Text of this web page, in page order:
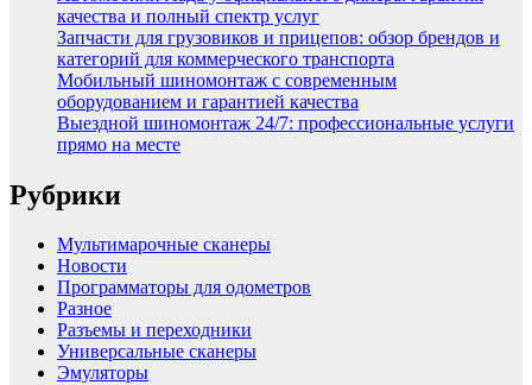
качества и полный спектр услуг
Запчасти для грузовиков и прицепов: обзор брендов и
категорий для коммерческого транспорта
Мобильный шиномонтаж с современным
оборудованием и гарантией качества
Выездной шиномонтаж 24/7: профессиональные услуги
прямо на месте
Рубрики
Мультимарочные сканеры
Новости
Программаторы для одометров
Разное
Разъемы и переходники
Универсальные сканеры
Эмуляторы